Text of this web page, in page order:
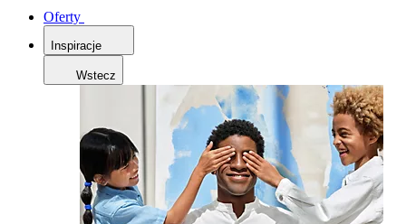
Oferty
Inspiracje
Wstecz